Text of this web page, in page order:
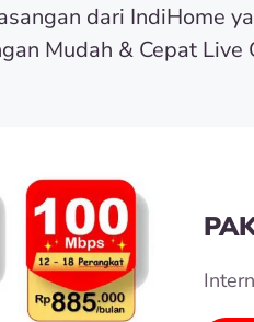
dari IndiHome
Mudah & Cepat